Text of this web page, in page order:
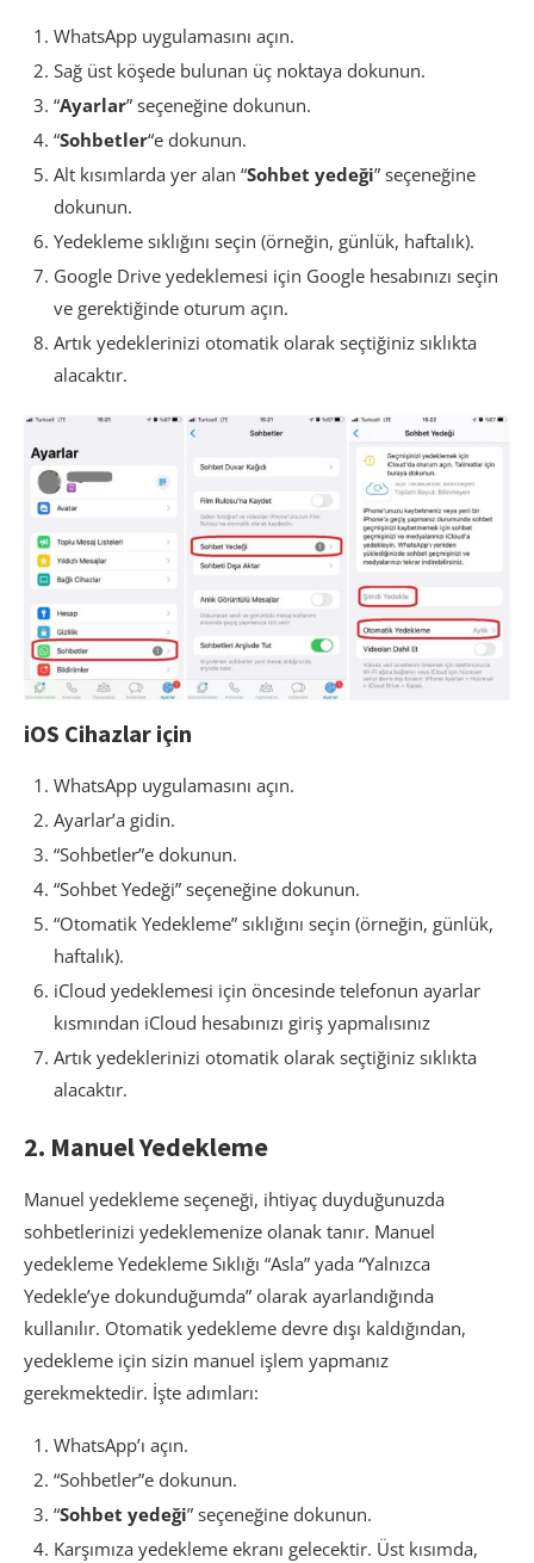
WhatsApp uygulamasını açın.
Sağ üst köşede bulunan üç noktaya dokunun.
“Ayarlar” seçeneğine dokunun.
“Sohbetler“e dokunun.
Alt kısımlarda yer alan “Sohbet yedeği” seçeneğine
dokunun.
Yedekleme sıklığını seçin (örneğin, günlük, haftalık).
Google Drive yedeklemesi için Google hesabınızı seçin
ve gerektiğinde oturum açın.
Artık yedeklerinizi otomatik olarak seçtiğiniz sıklıkta
alacaktır.
iOS Cihazlar için
WhatsApp uygulamasını açın.
Ayarlar’a gidin.
“Sohbetler”e dokunun.
“Sohbet Yedeği” seçeneğine dokunun.
“Otomatik Yedekleme” sıklığını seçin (örneğin, günlük,
haftalık).
iCloud yedeklemesi için öncesinde telefonun ayarlar
kısmından iCloud hesabınızı giriş yapmalısınız
Artık yedeklerinizi otomatik olarak seçtiğiniz sıklıkta
alacaktır.
2. Manuel Yedekleme
Manuel yedekleme seçeneği, ihtiyaç duyduğunuzda
sohbetlerinizi yedeklemenize olanak tanır. Manuel
yedekleme Yedekleme Sıklığı “Asla” yada “Yalnızca
Yedekle’ye dokunduğumda” olarak ayarlandığında
kullanılır. Otomatik yedekleme devre dışı kaldığından,
yedekleme için sizin manuel işlem yapmanız
gerekmektedir. İşte adımları:
WhatsApp’ı açın.
“Sohbetler”e dokunun.
“Sohbet yedeği” seçeneğine dokunun.
Karşımıza yedekleme ekranı gelecektir. Üst kısımda,